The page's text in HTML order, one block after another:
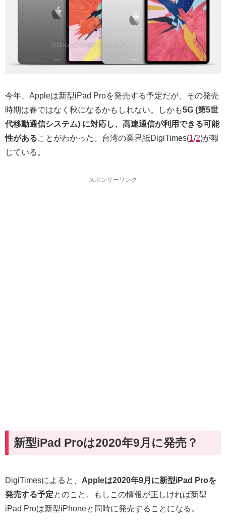
今年、Appleは新型iPad Proを発売する予定だが、その発売
時期は春ではなく秋になるかもしれない。しかも5G (第5世
代移動通信システム) に対応し、高速通信が利用できる可能
性があることがわかった。台湾の業界紙DigiTimes(1/2)が報
じている。
スポンサーリンク
新型iPad Proは2020年9月に発売？
DigiTimesによると、 Appleは2020年9月に新型iPad Proを
発売する予定とのこと。もしこの情報が正しければ新型
iPad Proは新型iPhoneと同時に発売することになる。